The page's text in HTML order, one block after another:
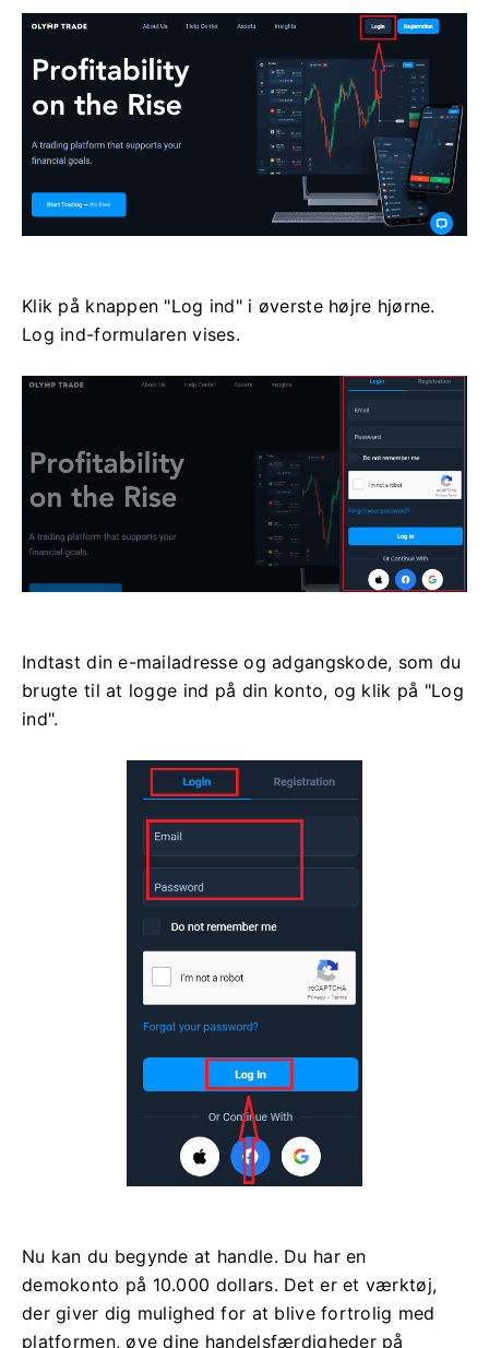
Klik på knappen "Log ind" i øverste højre hjørne.
Log ind-formularen vises.
Indtast din e-mailadresse og adgangskode, som du
brugte til at logge ind på din konto, og klik på "Log
ind".
Nu kan du begynde at handle. Du har en
demokonto på 10.000 dollars. Det er et værktøj,
der giver dig mulighed for at blive fortrolig med
platformen, øve dine handelsfærdigheder på